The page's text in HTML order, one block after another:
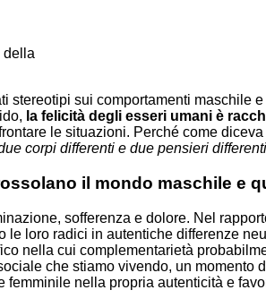
della
sui comportamenti maschile
la felicità degli esseri umani è
le situazioni. Perché come diceva
corpi differenti e due pensieri
il mondo maschile e
sofferenza e dolore. Nel
loro radici in autentiche differenze
nella cui complementarietà
che stiamo vivendo, un momento
nella propria autenticità e